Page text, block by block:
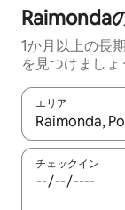
Raimonda
1か月以上の長
を見つけましょ
エリア
検索結果が表
チェックイン